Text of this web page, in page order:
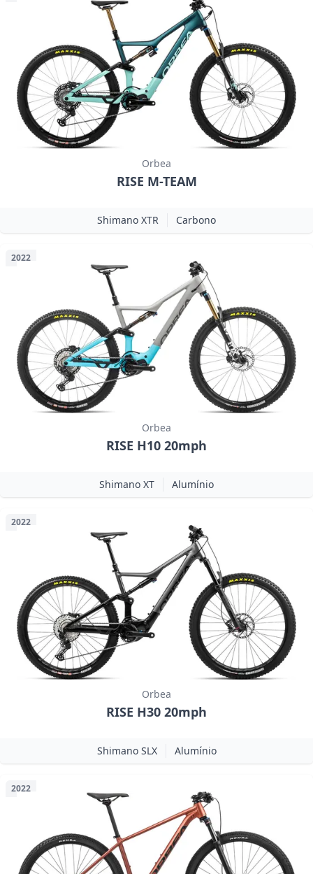
Orbea
RISE M-TEAM
Shimano XTR Carbono
2022
Orbea
RISE H10 20mph
Shimano XT Alumínio
2022
Orbea
RISE H30 20mph
Shimano SLX Alumínio
2022